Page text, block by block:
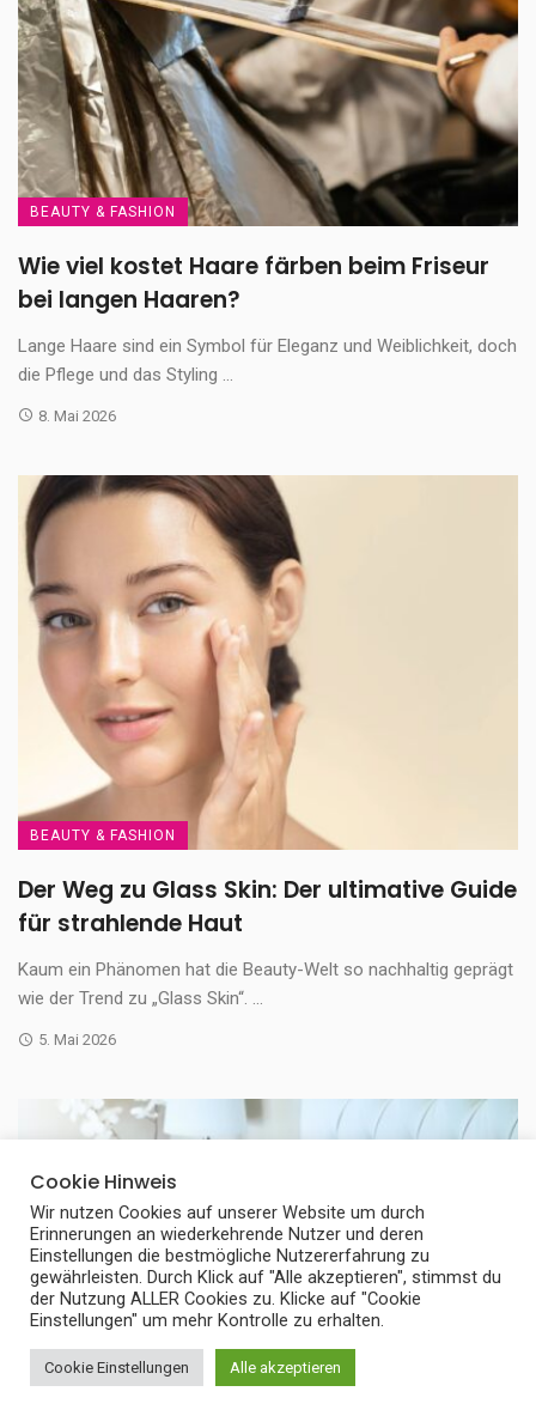
BEAUTY & FASHION
Wie viel kostet Haare färben beim Friseur
bei langen Haaren?
Lange Haare sind ein Symbol für Eleganz und Weiblichkeit, doch
die Pflege und das Styling ...
8. Mai 2026
BEAUTY & FASHION
Der Weg zu Glass Skin: Der ultimative Guide
für strahlende Haut
Kaum ein Phänomen hat die Beauty-Welt so nachhaltig geprägt
wie der Trend zu „Glass Skin“. ...
5. Mai 2026
Cookie Hinweis
Wir nutzen Cookies auf unserer Website um durch
Erinnerungen an wiederkehrende Nutzer und deren
Einstellungen die bestmögliche Nutzererfahrung zu
gewährleisten. Durch Klick auf "Alle akzeptieren", stimmst du
der Nutzung ALLER Cookies zu. Klicke auf "Cookie
Einstellungen" um mehr Kontrolle zu erhalten.
Cookie Einstellungen Alle akzeptieren